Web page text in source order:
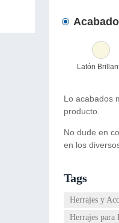
Latón
Lo acabados
producto.
No dude en
en los
Tags
Herrajes y
Herrajes para